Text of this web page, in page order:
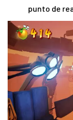
punto de